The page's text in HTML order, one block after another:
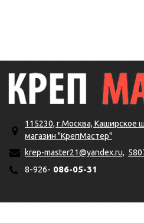
115230, г.Москва, Каширское
магазин "КрепМастер"
krep-master21@yandex.ru,
8-926-086-05-31